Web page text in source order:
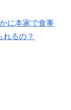
に本家で食事
れるの？